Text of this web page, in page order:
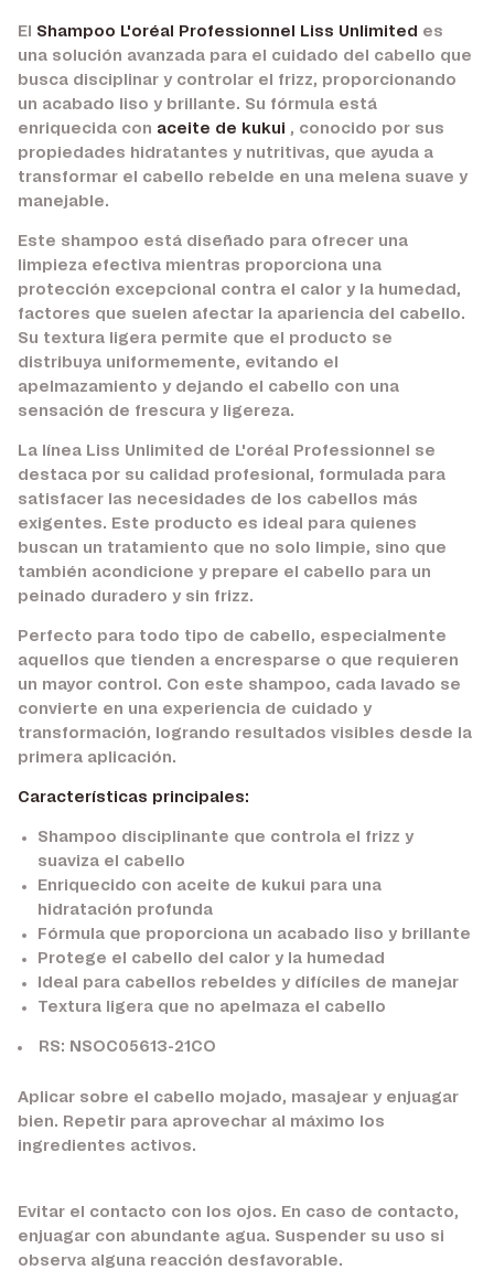
El Shampoo L'oréal Professionnel Liss Unlimited es
una solución avanzada para el cuidado del cabello que
busca disciplinar y controlar el frizz, proporcionando
un acabado liso y brillante. Su fórmula está
enriquecida con aceite de kukui , conocido por sus
propiedades hidratantes y nutritivas, que ayuda a
transformar el cabello rebelde en una melena suave y
manejable.
Este shampoo está diseñado para ofrecer una
limpieza efectiva mientras proporciona una
protección excepcional contra el calor y la humedad,
factores que suelen afectar la apariencia del cabello.
Su textura ligera permite que el producto se
distribuya uniformemente, evitando el
apelmazamiento y dejando el cabello con una
sensación de frescura y ligereza.
La línea Liss Unlimited de L'oréal Professionnel se
destaca por su calidad profesional, formulada para
satisfacer las necesidades de los cabellos más
exigentes. Este producto es ideal para quienes
buscan un tratamiento que no solo limpie, sino que
también acondicione y prepare el cabello para un
peinado duradero y sin frizz.
Perfecto para todo tipo de cabello, especialmente
aquellos que tienden a encresparse o que requieren
un mayor control. Con este shampoo, cada lavado se
convierte en una experiencia de cuidado y
transformación, logrando resultados visibles desde la
primera aplicación.
Características principales:
Shampoo disciplinante que controla el frizz y
suaviza el cabello
Enriquecido con aceite de kukui para una
hidratación profunda
Fórmula que proporciona un acabado liso y brillante
Protege el cabello del calor y la humedad
Ideal para cabellos rebeldes y difíciles de manejar
Textura ligera que no apelmaza el cabello
RS: NSOC05613-21CO
Aplicar sobre el cabello mojado, masajear y enjuagar
bien. Repetir para aprovechar al máximo los
ingredientes activos.
Evitar el contacto con los ojos. En caso de contacto,
enjuagar con abundante agua. Suspender su uso si
observa alguna reacción desfavorable.